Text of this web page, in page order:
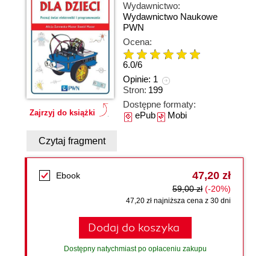
Zajrzyj do książki
Wydawnictwo:
Wydawnictwo Naukowe
PWN
Ocena:
6.0/6
Opinie: 1
Stron: 199
Dostępne formaty:
ePubMobi
Czytaj fragment
Ebook 47,20 zł
59,00 zł (-20%)
47,20 zł najniższa cena z 30 dni
Dodaj do koszyka
Dostępny natychmiast po opłaceniu zakupu